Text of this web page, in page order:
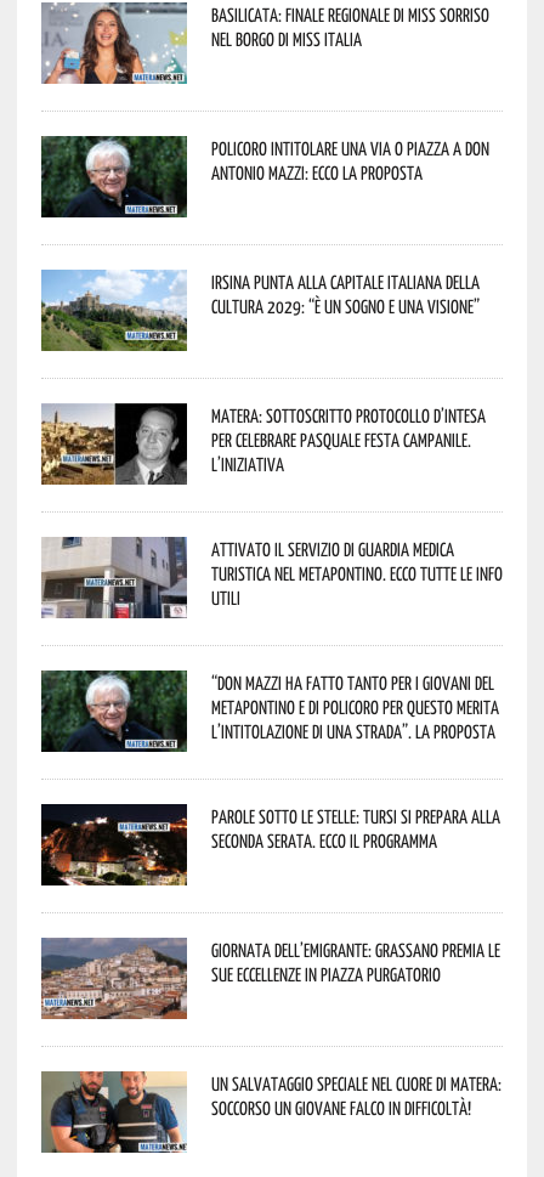
Basilicata: finale regionale di Miss Sorriso
nel borgo di Miss Italia
Policoro intitolare una via o piazza a don
Antonio Mazzi: ecco la proposta
Irsina punta alla Capitale italiana della
Cultura 2029: “È un sogno e una visione”
Matera: sottoscritto protocollo d’intesa
per celebrare Pasquale Festa Campanile.
L’iniziativa
Attivato il servizio di Guardia Medica
Turistica nel Metapontino. Ecco tutte le info
utili
“Don Mazzi ha fatto tanto per i giovani del
Metapontino e di Policoro per questo merita
l’intitolazione di una strada”. La proposta
Parole sotto le stelle: Tursi si prepara alla
seconda serata. Ecco il programma
Giornata dell’Emigrante: Grassano premia le
sue eccellenze in Piazza Purgatorio
Un salvataggio speciale nel cuore di Matera:
soccorso un giovane falco in difficoltà!